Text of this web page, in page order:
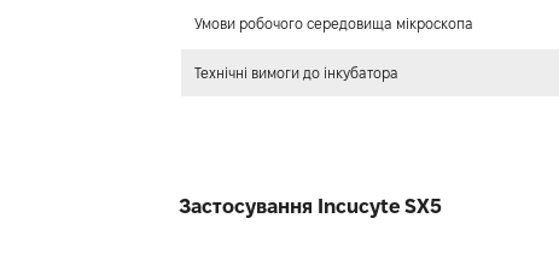
Умови робочого середовища мікроскопа
Технічні вимоги до інкубатора
Застосування Incucyte SX5